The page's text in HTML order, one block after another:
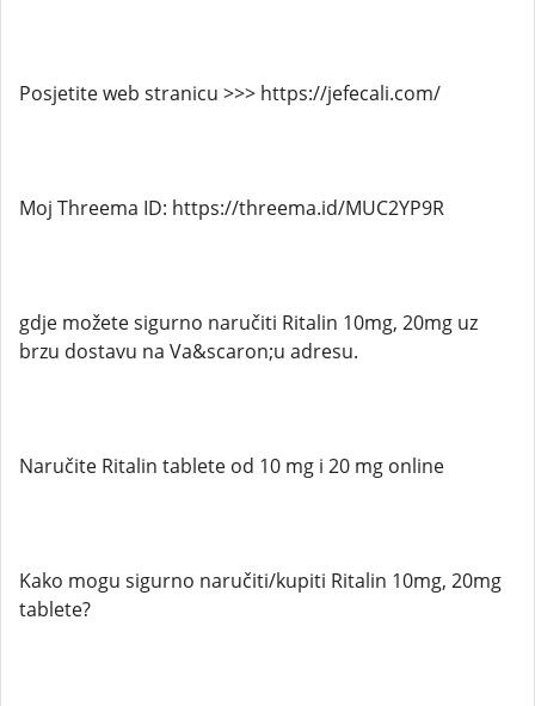
Posjetite web stranicu >>> https://jefecali.com/
Moj Threema ID: https://threema.id/MUC2YP9R
gdje možete sigurno naručiti Ritalin 10mg, 20mg uz
brzu dostavu na Va&scaron;u adresu.
Naručite Ritalin tablete od 10 mg i 20 mg online
Kako mogu sigurno naručiti/kupiti Ritalin 10mg, 20mg
tablete?